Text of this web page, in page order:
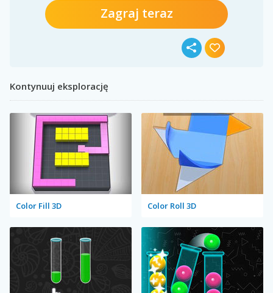
Zagraj teraz
Kontynuuj eksplorację
Color Fill 3D Color Roll 3D